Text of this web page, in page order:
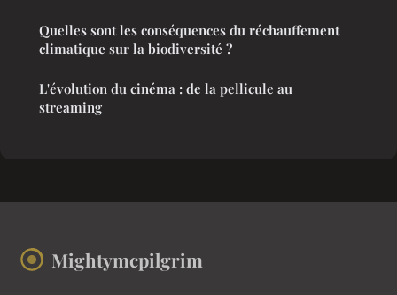
Quelles sont les conséquences du réchauffement
climatique sur la biodiversité ?
L'évolution du cinéma : de la pellicule au
streaming
Mightymcpilgrim